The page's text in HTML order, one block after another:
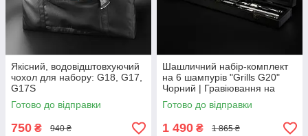
Якісний, водовідштовхуючий
чохол для набору: G18, G17,
G17S
Готово до відправки
750 ₴ 940 ₴
Шашличний набір-комплект
на 6 шампурів "Grills G20"
Чорний | Гравіювання на
замовлення
Готово до відправки
1 490 ₴ 1 865 ₴